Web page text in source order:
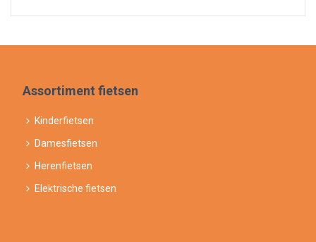
Assortiment fietsen
Kinderfietsen
Damesfietsen
Herenfietsen
Elektrische fietsen